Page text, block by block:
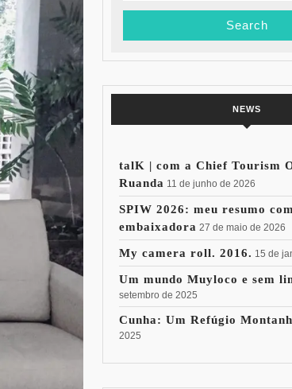
NEWS
talK | com a Chief Tourism
Ruanda 11 de junho de 2026
SPIW 2026: meu resumo
embaixadora 27 de maio de 2026
My camera roll. 2016. 15 de
Um mundo Muyloco e sem
setembro de 2025
Cunha: Um Refúgio
2025